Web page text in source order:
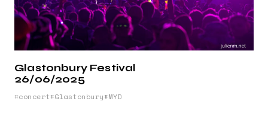
Glastonbury Festival
26/06/2025
concert Glastonbury MYD